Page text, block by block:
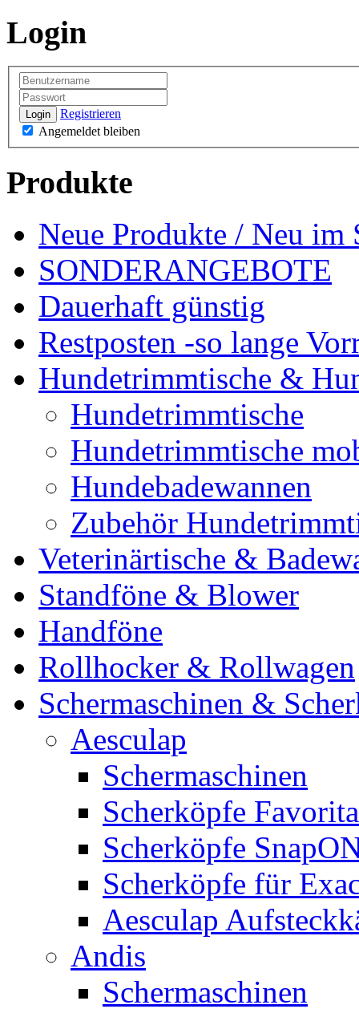
Login
Login
Registrieren
Angemeldet bleiben
Produkte
Neue Produkte / Neu im
SONDERANGEBOTE
Dauerhaft günstig
Restposten -so lange
Hundetrimmtische &
Hundetrimmtische
Hundetrimmtische
Hundebadewannen
Zubehör
Veterinärtische &
Standföne & Blower
Handföne
Rollhocker & Rollwagen
Schermaschinen &
Aesculap
Schermaschinen
Scherköpfe
Scherköpfe
Scherköpfe für
Aesculap
Andis
Schermaschinen